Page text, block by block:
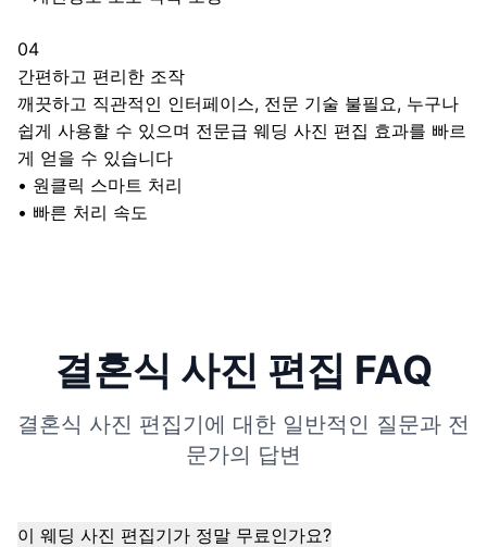
04
간편하고 편리한 조작
깨끗하고 직관적인 인터페이스, 전문 기술 불필요, 누구나
쉽게 사용할 수 있으며 전문급 웨딩 사진 편집 효과를 빠르
게 얻을 수 있습니다
• 원클릭 스마트 처리
• 빠른 처리 속도
결혼식 사진 편집 FAQ
결혼식 사진 편집기에 대한 일반적인 질문과 전
문가의 답변
이 웨딩 사진 편집기가 정말 무료인가요?